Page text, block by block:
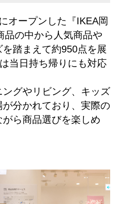
オープンした『IKEA岡
品の中から人気商品や
踏まえて約950点を展
当日持ち帰りにも対応
グやリビング、キッズ
分かれており、実際の
ら商品選びを楽しめ